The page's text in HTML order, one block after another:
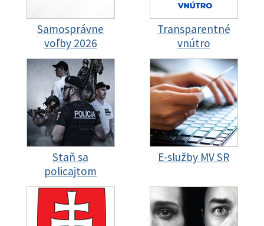
Samosprávne
voľby 2026
Transparentné
vnútro
Staň sa
policajtom
E-služby MV SR